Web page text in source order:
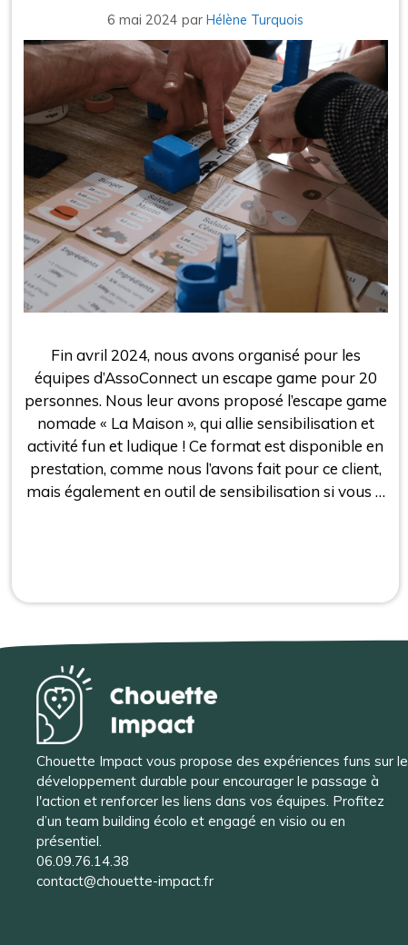
6 mai 2024 parHélène Turquois
Fin avril 2024, nous avons organisé pour les
équipes d’AssoConnect un escape game pour 20
personnes. Nous leur avons proposé l’escape game
nomade « La Maison », qui allie sensibilisation et
activité fun et ludique ! Ce format est disponible en
prestation, comme nous l’avons fait pour ce client,
mais également en outil de sensibilisation si vous …
Chouette Impact vous propose des expériences funs sur le
développement durable pour encourager le passage à
l'action et renforcer les liens dans vos équipes. Profitez
d’un team building écolo et engagé en visio ou en
présentiel.
06.09.76.14.38
contact@chouette-impact.fr